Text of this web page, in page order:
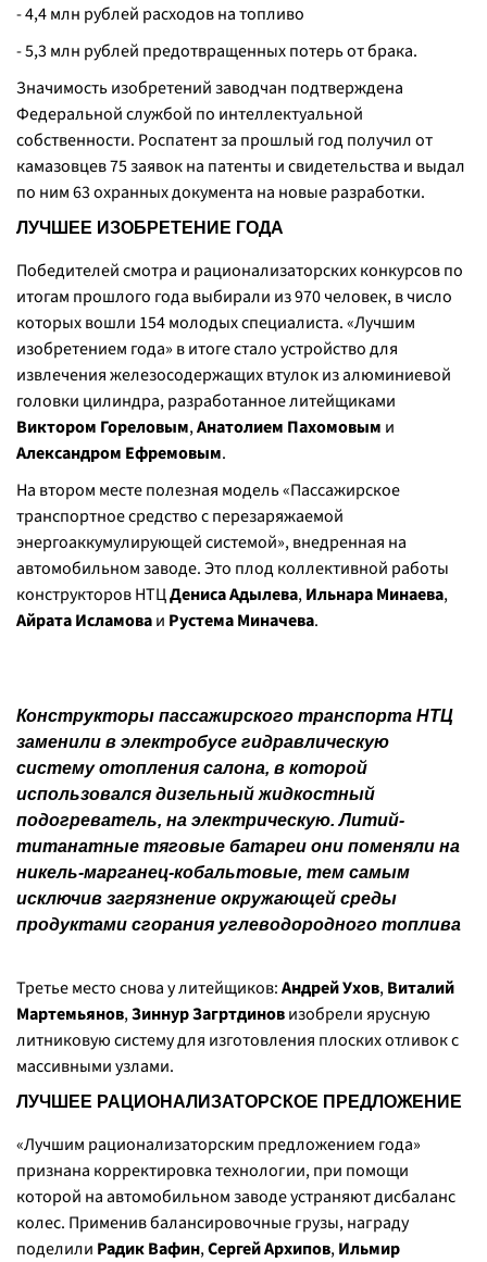
- 4,4 млн рублей расходов на топливо
- 5,3 млн рублей предотвращенных потерь от брака.
Значимость изобретений заводчан подтверждена
Федеральной службой по интеллектуальной
собственности. Роспатент за прошлый год получил от
камазовцев 75 заявок на патенты и свидетельства и выдал
по ним 63 охранных документа на новые разработки.
ЛУЧШЕЕ ИЗОБРЕТЕНИЕ ГОДА
Победителей смотра и рационализаторских конкурсов по
итогам прошлого года выбирали из 970 человек, в число
которых вошли 154 молодых специалиста. «Лучшим
изобретением года» в итоге стало устройство для
извлечения железосодержащих втулок из алюминиевой
головки цилиндра, разработанное литейщиками
Виктором Гореловым,Анатолием Пахомовым и
Александром Ефремовым.
На втором месте полезная модель «Пассажирское
транспортное средство с перезаряжаемой
энергоаккумулирующей системой», внедренная на
автомобильном заводе. Это плод коллективной работы
конструкторов НТЦДениса Адылева,Ильнара Минаева,
Айрата Исламоваи Рустема Миначева.
Конструкторы пассажирского транспорта НТЦ
заменили в электробусе гидравлическую
систему отопления салона, в которой
использовался дизельный жидкостный
подогреватель, на электрическую. Литий-
титанатные тяговые батареи они поменяли на
никель-марганец-кобальтовые, тем самым
исключив загрязнение окружающей среды
продуктами сгорания углеводородного топлива
Третье место снова у литейщиков:Андрей Ухов,Виталий
Мартемьянов,Зиннур Загртдиновизобрели ярусную
литниковую систему для изготовления плоских отливок с
массивными узлами.
ЛУЧШЕЕ РАЦИОНАЛИЗАТОРСКОЕ ПРЕДЛОЖЕНИЕ
«Лучшим рационализаторским предложением года»
признана корректировка технологии, при помощи
которой на автомобильном заводе устраняют дисбаланс
колес. Применив балансировочные грузы, награду
поделили Радик Вафин,Сергей Архипов,Ильмир